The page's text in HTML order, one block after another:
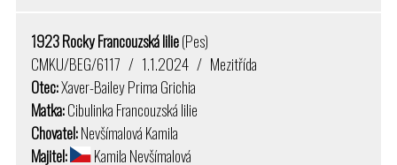
1923 Rocky Francouzská lilie(Pes)
CMKU/BEG/6117 / 1.1.2024 / Mezitřída
Otec:Xaver-Bailey Prima Grichia
Matka:Cibulinka Francouzská lilie
Chovatel:Nevšímalová Kamila
Majitel:
Kamila Nevšímalová